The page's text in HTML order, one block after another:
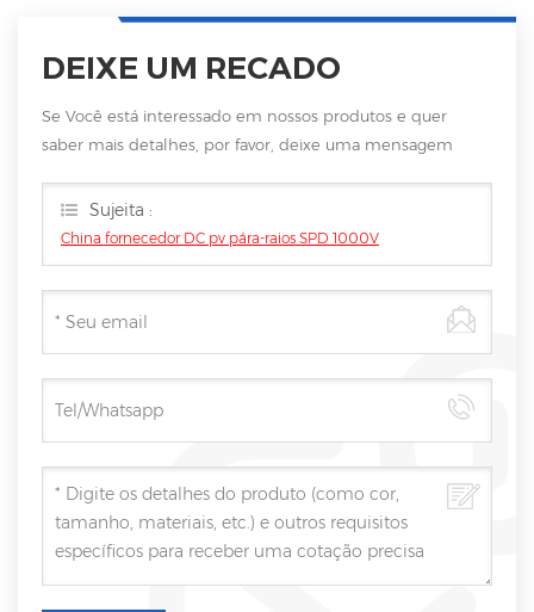
DEIXE UM RECADO
Se Você está interessado em nossos produtos e quer
saber mais detalhes, por favor, deixe uma mensagem
Sujeita :
China fornecedor DC pv pára-raios SPD 1000V